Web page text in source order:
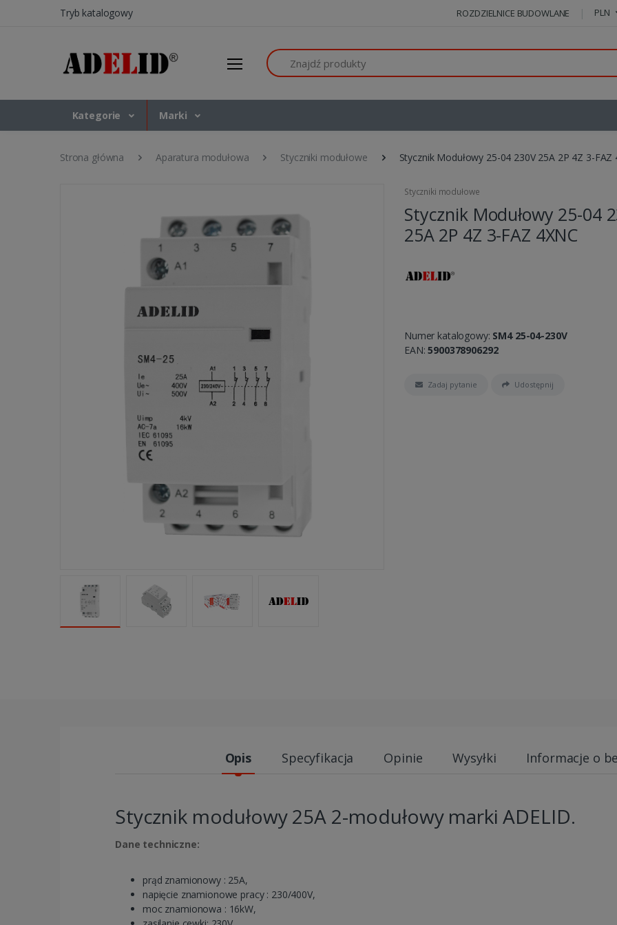
Tryb katalogowy ROZDZIELNICE BUDOWLANE PLN
Szukaj
Kategorie Marki
Strona główna Aparatura modułowa Styczniki modułowe Stycznik Modułowy 25-04 230V 25A 2P 4Z 3-FAZ
Styczniki modułowe
Stycznik Modułowy 25-04
25A 2P 4Z 3-FAZ 4XNC
Numer katalogowy: SM4 25-04-230V
EAN:5900378906292
Zadaj pytanie Udostępnij
Opis Specyfikacja Opinie Wysyłki Informacje o
Stycznik modułowy 25A 2-modułowy marki ADELID.
Dane techniczne:
prąd znamionowy : 25A,
napięcie znamionowe pracy : 230/400V,
moc znamionowa : 16kW,